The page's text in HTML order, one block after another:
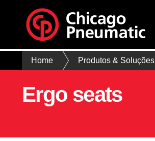
Home Produtos & Soluções
Ergo seats